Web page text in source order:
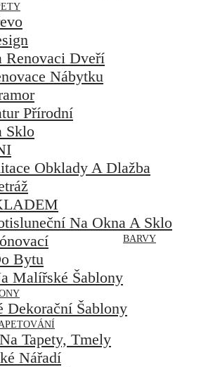
Renovaci Dveří
Nábytku
Přírodní
Sklo
Obklady A Dlažba
Na Okna A Sklo
BARVY
Bytu
Malířské Šablony
Dekorační Šablony
Tapety, Tmely
Nářadí